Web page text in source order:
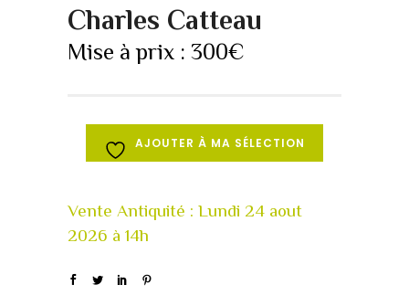
Charles Catteau
Mise à prix :300€
AJOUTER À MA SÉLECTION